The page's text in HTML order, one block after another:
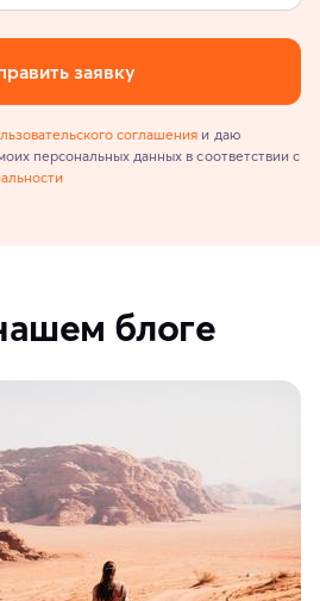
заявку
соглашения и даю
персональных данных в соответствии с
блоге